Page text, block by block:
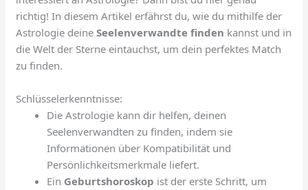
richtig! In diesem Artikel erfährst du, wie du mithilfe der
Astrologie deineSeelenverwandte finden kannst und in
die Welt der Sterne eintauchst, um dein perfektes Match
zu finden.
Schlüsselerkenntnisse:
Die Astrologie kann dir helfen, deinen
Seelenverwandten zu finden, indem sie
Informationen über Kompatibilität und
Persönlichkeitsmerkmale liefert.
Ein Geburtshoroskop ist der erste Schritt, um